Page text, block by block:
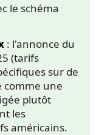
le schéma
: l'annonce du
(tarifs
sur de
comme une
plutôt
les
américains.